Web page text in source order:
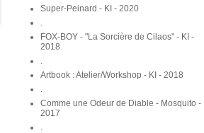
Super-Peinard - KI - 2020
.
FOX-BOY - "La Sorcière de Cilaos" - KI -
2018
.
Artbook : Atelier/Workshop - KI - 2018
.
Comme une Odeur de Diable - Mosquito -
2017
.